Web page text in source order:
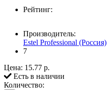
Рейтинг:
Производитель:
Estel Professional (Россия)
7
Цена: 15.77 р.
Есть в наличии
Количество: